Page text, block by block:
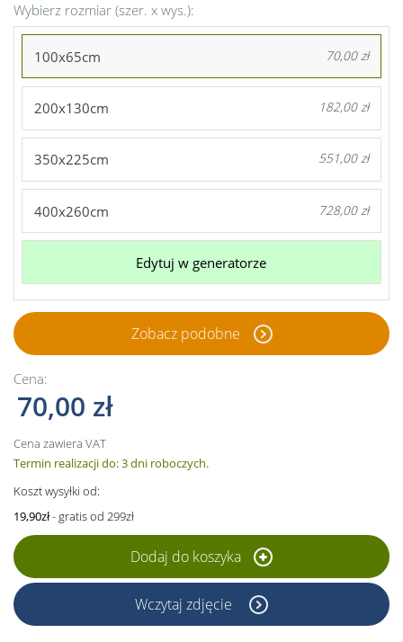
Wybierz rozmiar (szer. x wys.):
100x65cm 70,00 zł
200x130cm 182,00 zł
350x225cm 551,00 zł
400x260cm 728,00 zł
Edytuj w generatorze
Zobacz podobne
Cena:
70,00 zł
Cena zawiera VAT
Termin realizacji do: 3 dni roboczych.
Koszt wysyłki od:
19,90zł- gratis od 299zł
Dodaj do koszyka
Wczytaj zdjęcie